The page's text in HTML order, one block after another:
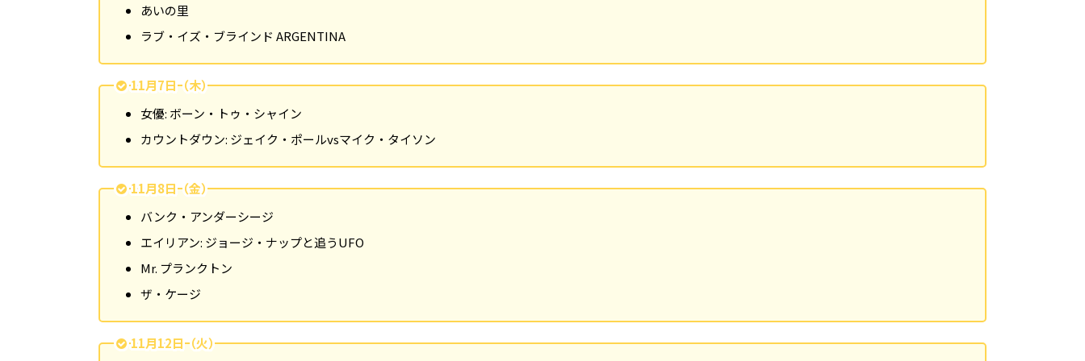
あいの里
ラブ・イズ・ブラインド ARGENTINA
11月7日（木）
女優: ボーン・トゥ・シャイン
カウントダウン: ジェイク・ポールvsマイク・タイソン
11月8日（金）
バンク・アンダーシージ
エイリアン: ジョージ・ナップと追うUFO
Mr. プランクトン
ザ・ケージ
11月12日（火）